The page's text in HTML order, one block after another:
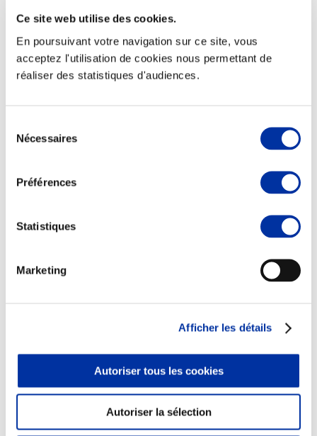
Ce site web utilise des cookies.
En poursuivant votre navigation sur ce site, vous
acceptez l'utilisation de cookies nous permettant de
réaliser des statistiques d'audiences.
Nécessaires
Préférences
Statistiques
Marketing
Afficher les détails
Autoriser tous les cookies
Autoriser la sélection
Elevage
Consommation
Sécurité sanitaire
Juste rémunération et attractivité des métiers
Info-veille scientifique